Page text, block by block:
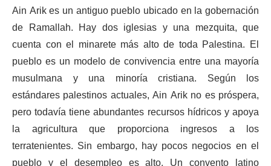
Ain Arik es un antiguo pueblo ubicado en la gobernación
de Ramallah. Hay dos iglesias y una mezquita, que
cuenta con el minarete más alto de toda Palestina. El
pueblo es un modelo de convivencia entre una mayoría
musulmana y una minoría cristiana. Según los
estándares palestinos actuales, Ain Arik no es próspera,
pero todavía tiene abundantes recursos hídricos y apoya
la agricultura que proporciona ingresos a los
terratenientes. Sin embargo, hay pocos negocios en el